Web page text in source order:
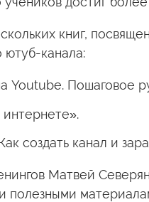
книг,
канала:
Youtube. Пошаговое
интернете».
создать канал и
Матвей
полезными